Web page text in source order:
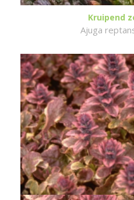
Kruipend
Ajuga